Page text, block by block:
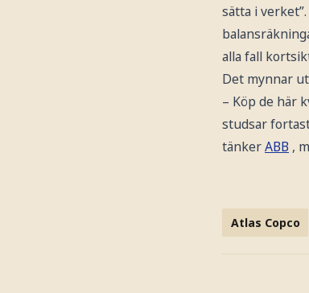
sätta i
alla fall
Det mynnar
– Köp de här
studsar
tänkerABB ,
Atlas Copco